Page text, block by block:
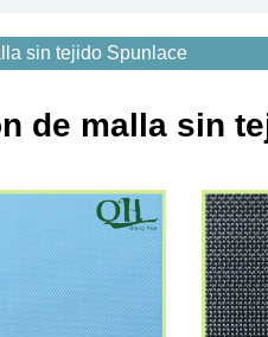
sin tejido Spunlace
de malla sin